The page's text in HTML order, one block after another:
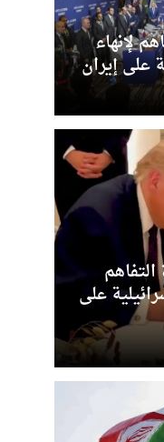
لإنهاء
على إيران
على